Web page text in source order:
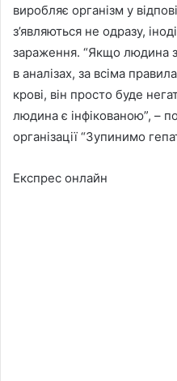
виробляє організм у
з’являються не одразу,
зараження. “Якщо людина
в аналізах, за всіма
крові, він просто буде
людина є інфікованою”, –
організації “Зупинимо
Експрес онлайн